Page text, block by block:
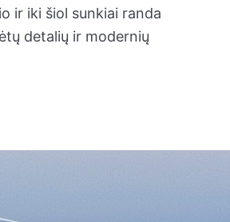
ir iki šiol sunkiai randa
detalių ir modernių